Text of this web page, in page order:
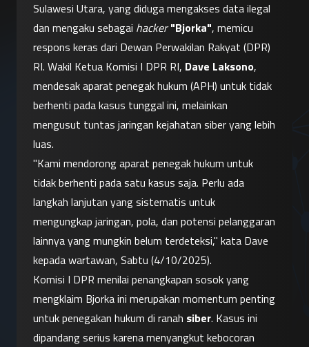
Sulawesi Utara, yang diduga mengakses data ilegal
dan mengaku sebagai hacker "Bjorka", memicu
respons keras dari Dewan Perwakilan Rakyat (DPR)
RI. Wakil Ketua Komisi I DPR RI, Dave Laksono,
mendesak aparat penegak hukum (APH) untuk tidak
berhenti pada kasus tunggal ini, melainkan
mengusut tuntas jaringan kejahatan siber yang lebih
luas.
"Kami mendorong aparat penegak hukum untuk
tidak berhenti pada satu kasus saja. Perlu ada
langkah lanjutan yang sistematis untuk
mengungkap jaringan, pola, dan potensi pelanggaran
lainnya yang mungkin belum terdeteksi," kata Dave
kepada wartawan, Sabtu (4/10/2025).
Komisi I DPR menilai penangkapan sosok yang
mengklaim Bjorka ini merupakan momentum penting
untuk penegakan hukum di ranah siber. Kasus ini
dipandang serius karena menyangkut kebocoran